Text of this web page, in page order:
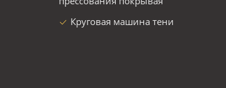
Круговая машина тени